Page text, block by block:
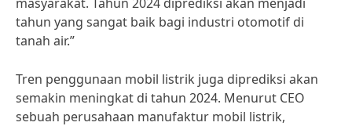
tahun yang sangat baik bagi industri otomotif di
tanah air.”
Tren penggunaan mobil listrik juga diprediksi akan
semakin meningkat di tahun 2024. Menurut CEO
sebuah perusahaan manufaktur mobil listrik,